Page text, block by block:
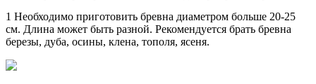
1 Необходимо приготовить бревна диаметром больше 20-25
см. Длина может быть разной. Рекомендуется брать бревна
березы, дуба, осины, клена, тополя, ясеня.